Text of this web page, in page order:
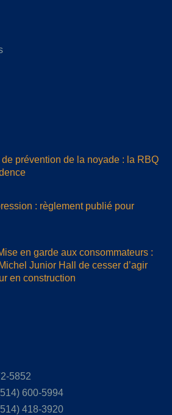
prévention de la noyade : la RBQ
: règlement publié pour
en garde aux consommateurs :
Junior Hall de cesser d’agir
en construction
5852
600-5994
418-3920